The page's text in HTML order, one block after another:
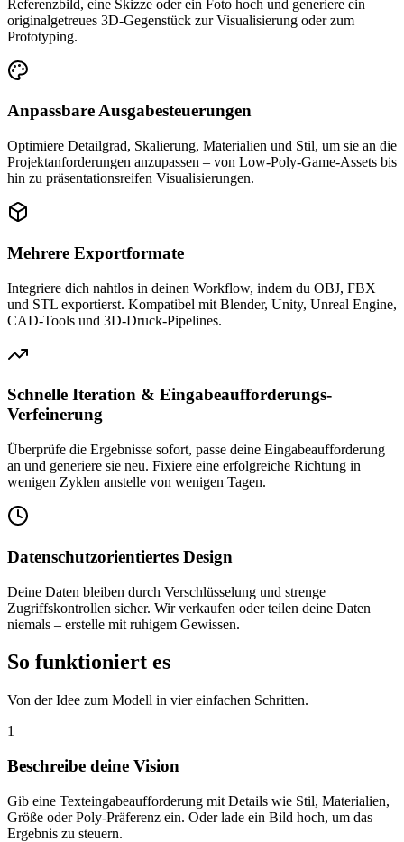
Referenzbild, eine Skizze oder ein Foto hoch und generiere ein
originalgetreues 3D-Gegenstück zur Visualisierung oder zum
Prototyping.
Anpassbare Ausgabesteuerungen
Optimiere Detailgrad, Skalierung, Materialien und Stil, um sie an die
Projektanforderungen anzupassen – von Low-Poly-Game-Assets bis
hin zu präsentationsreifen Visualisierungen.
Mehrere Exportformate
Integriere dich nahtlos in deinen Workflow, indem du OBJ, FBX
und STL exportierst. Kompatibel mit Blender, Unity, Unreal Engine,
CAD-Tools und 3D-Druck-Pipelines.
Schnelle Iteration & Eingabeaufforderungs-
Verfeinerung
Überprüfe die Ergebnisse sofort, passe deine Eingabeaufforderung
an und generiere sie neu. Fixiere eine erfolgreiche Richtung in
wenigen Zyklen anstelle von wenigen Tagen.
Datenschutzorientiertes Design
Deine Daten bleiben durch Verschlüsselung und strenge
Zugriffskontrollen sicher. Wir verkaufen oder teilen deine Daten
niemals – erstelle mit ruhigem Gewissen.
So funktioniert es
Von der Idee zum Modell in vier einfachen Schritten.
1
Beschreibe deine Vision
Gib eine Texteingabeaufforderung mit Details wie Stil, Materialien,
Größe oder Poly-Präferenz ein. Oder lade ein Bild hoch, um das
Ergebnis zu steuern.